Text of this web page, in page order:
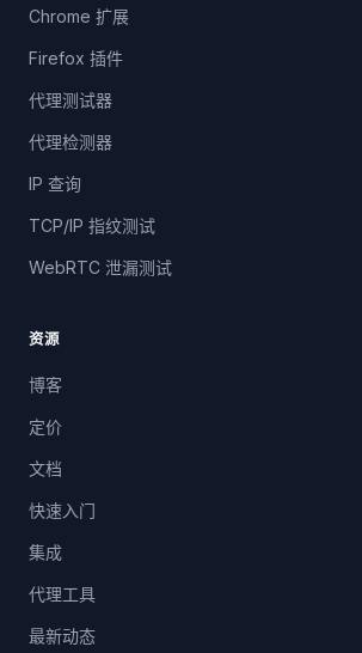
Chrome 扩展
Firefox 插件
代理测试器
代理检测器
IP 查询
TCP/IP 指纹测试
WebRTC 泄漏测试
资源
博客
定价
文档
快速入门
集成
代理工具
最新动态